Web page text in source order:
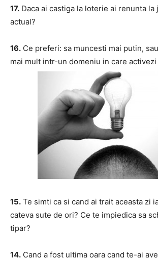
17. Daca ai castiga la loterie ai renunta la
actual?
16. Ce preferi: sa muncesti mai putin,
mai mult intr-un domeniu in care activezi
15. Te simti ca si cand ai trait aceasta zi
cateva sute de ori? Ce te impiedica sa
tipar?
14. Cand a fost ultima oara cand te-ai